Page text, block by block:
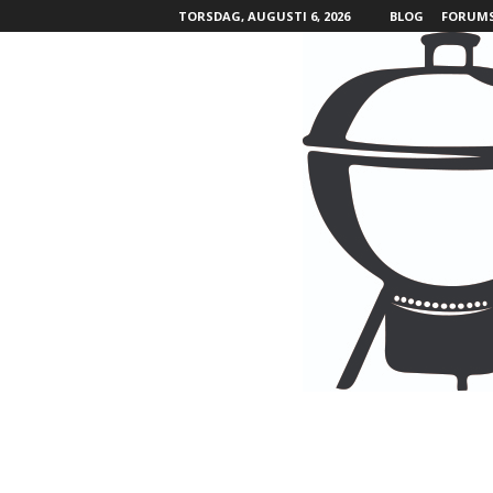
TORSDAG, AUGUSTI 6, 2026 BLOG